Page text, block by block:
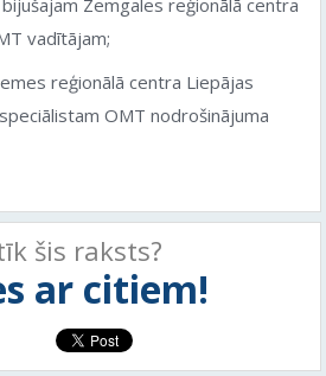
bijušajam Zemgales reģionālā centra
vadītājam;
reģionālā centra Liepājas
OMT nodrošinājuma
šis raksts?
ar citiem!